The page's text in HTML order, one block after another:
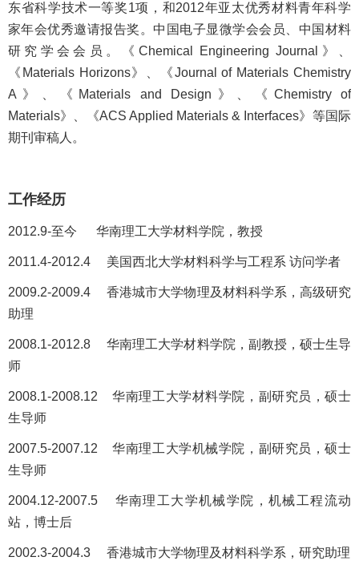
东省科学技术一等奖1项，和2012年亚太优秀材料青年科学
家年会优秀邀请报告奖。中国电子显微学会会员、中国材料
研究学会会员。《Chemical Engineering Journal》、
《Materials Horizons》、《Journal of Materials Chemistry
A》、《Materials and Design》、《Chemistry of
Materials》、《ACS Applied Materials & Interfaces》等国际
期刊审稿人。
工作经历
2012.9-至今 华南理工大学材料学院，教授
2011.4-2012.4 美国西北大学材料科学与工程系 访问学者
2009.2-2009.4 香港城市大学物理及材料科学系，高级研究
助理
2008.1-2012.8 华南理工大学材料学院，副教授，硕士生导
师
2008.1-2008.12 华南理工大学材料学院，副研究员，硕士
生导师
2007.5-2007.12 华南理工大学机械学院，副研究员，硕士
生导师
2004.12-2007.5 华南理工大学机械学院，机械工程流动
站，博士后
2002.3-2004.3 香港城市大学物理及材料科学系，研究助理